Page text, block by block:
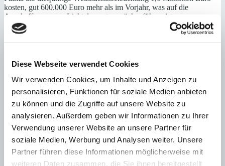
Diese Webseite verwendet Cookies
Wir verwenden Cookies, um Inhalte und Anzeigen zu
personalisieren, Funktionen für soziale Medien anbieten
zu können und die Zugriffe auf unsere Website zu
analysieren. Außerdem geben wir Informationen zu Ihrer
Verwendung unserer Website an unsere Partner für
soziale Medien, Werbung und Analysen weiter. Unsere
Partner führen diese Informationen möglicherweise mit
weiteren Daten zusammen, die Sie ihnen bereitgestellt
kosten, gut 600.000 Euro mehr als im Vorjahr, was auf die
Anschaffung neuer Lichtelemente zurückzuführen ist.
Der Stromverbrauch wird von der Stadtverwaltung mit 173.595
Kilowattstunden angegeben, die Kosten für den Strom belaufen sich
denn der Lichterglanz wird an Werktagen nur bis 22.00 h zu sehen
sein und an den Wochenenden bis 24.00 h. Allerdings wird an den
eigentlichen Weihnachtstagen die Beleuchtung bis 6.00 h morgens
eingeschaltet sein.
Nachrichten
23. November 202224. November 2022
Walter Breidenbach
1 Kommentar zu “Mallorca im November | Weihnachtsstern
und Lichterglanz in Palma”
Beate Hellmich schreibt: